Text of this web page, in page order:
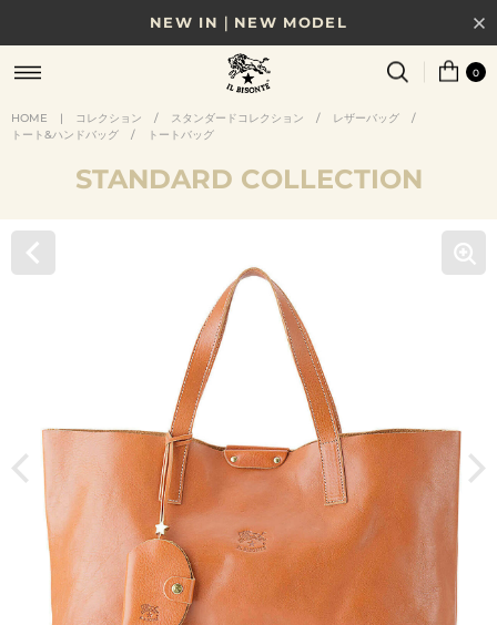
NEW IN｜NEW MODEL
8/17(月)10時まで｜税込11,000円以上で送料無料
贈る相手やシーンから選べる、新しいギフトガイド
0
HOME | コレクション / スタンダードコレクション / レザーバッグ
/
トート&ハンドバッグ
/ トートバッグ
STANDARD COLLECTION